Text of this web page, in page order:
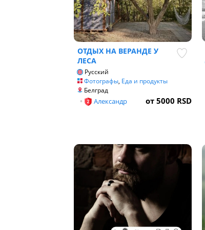
ОТДЫХ НА ВЕРАНДЕ У
ЛЕСА
Русский
Фотографы, Еда и продукты
Белград
от 5000 RSD
• Александр